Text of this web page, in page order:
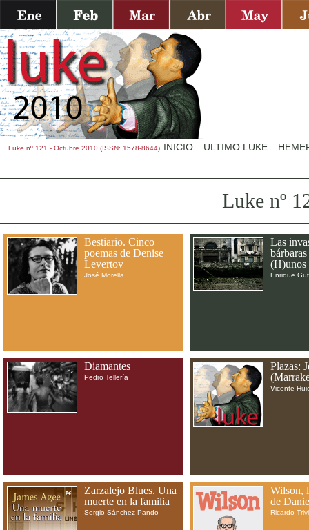
Luke nº 121 - Octubre 2010 (ISSN: 1578-8644) INICIO ULTIMO LUKE
Luke nº
Bestiario. Cinco
poemas de Denise
Levertov
José Morella
Las
(H)unos
Enrique
Diamantes
Pedro Tellería
Plazas:
Vicente
Zarzalejo Blues. Una
muerte en la familia
Sergio Sánchez-Pando
Wilson,
de
Ricardo